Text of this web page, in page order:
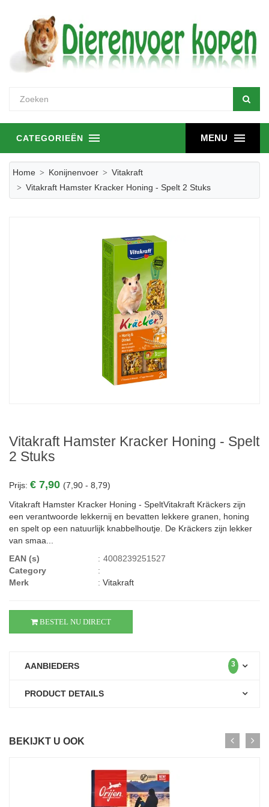
MENU
CATEGORIEËN
Home Konijnenvoer
Vitakraft
Vitakraft Hamster Kracker Honing - Spelt 2 Stuks
Vitakraft Hamster Kracker Honing - Spelt
2 Stuks
Prijs: € 7,90 (7,90 - 8,79)
Vitakraft Hamster Kracker Honing - SpeltVitakraft Kräckers zijn
een verantwoorde lekkernij en bevatten lekkere granen, honing
en spelt op een natuurlijk knabbelhoutje. De Kräckers zijn lekker
van smaa...
EAN (s)
: 4008239251527
Category
:
Merk
: Vitakraft
BESTEL NU DIRECT
AANBIEDERS 3
PRODUCT DETAILS
BEKIJKT U OOK